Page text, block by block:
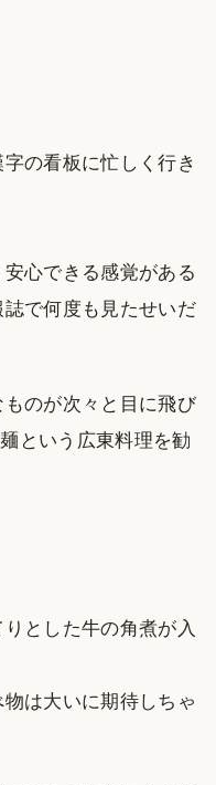
の看板に忙しく行き
心できる感覚がある
で何度も見たせいだ
のが次々と目に飛び
という広東料理を勧
とした牛の角煮が入
は大いに期待しちゃ